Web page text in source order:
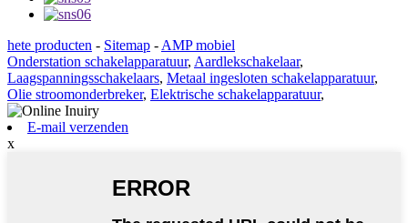
hete producten - Sitemap - AMP mobiel
Onderstation schakelapparatuur, Aardlekschakelaar,
Laagspanningsschakelaars, Metaal ingesloten schakelapparatuur,
Olie stroomonderbreker, Elektrische schakelapparatuur,
E-mail verzenden
x